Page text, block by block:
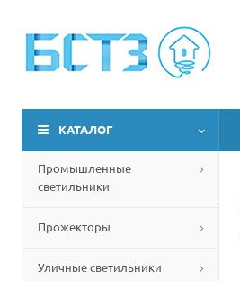
КАТАЛОГ
Промышленные
светильники
Прожекторы
Уличные светильники